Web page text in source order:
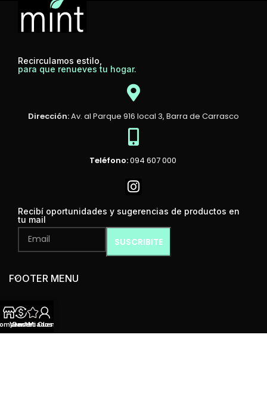
Recirculamos estilo,
para que renueves tu hogar.
Dirección:Av. al Parque 916 local 3, Barra de Carrasco
Teléfono:094 607 000
Recibí oportunidades y sugerencias de productos en
tu mail
FOOTER MENU
Vender
Destacados
Mi Cuenta